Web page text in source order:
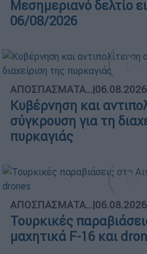
Μεσημεριανό δελτίο
06/08/2026
ΑΠΟΣΠΑΣΜΑΤΑ...|
Κυβέρνηση και
σύγκρουση για τη
πυρκαγιάς
ΑΠΟΣΠΑΣΜΑΤΑ...|
Τουρκικές
μαχητικά F-16 και